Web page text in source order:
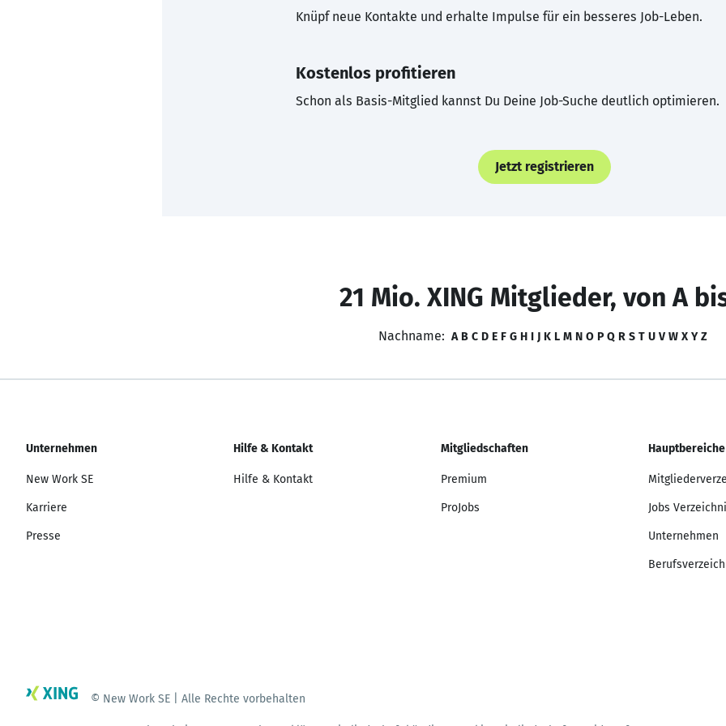
Knüpf neue Kontakte und erhalte Impulse für ein besseres Job-Leben.
Kostenlos profitieren
Schon als Basis-Mitglied kannst Du Deine Job-Suche deutlich optimieren.
Jetzt registrieren
21 Mio. XING Mitglieder, von A
Nachname: A B C D E F G H I J K L M N O P Q R S T U V W X Y Z
Unternehmen
New Work SE
Karriere
Presse
Hilfe & Kontakt
Hilfe & Kontakt
Mitgliedschaften
Premium
ProJobs
Hauptbereiche
Jobs
Unternehmen
© New Work SE | Alle Rechte vorbehalten